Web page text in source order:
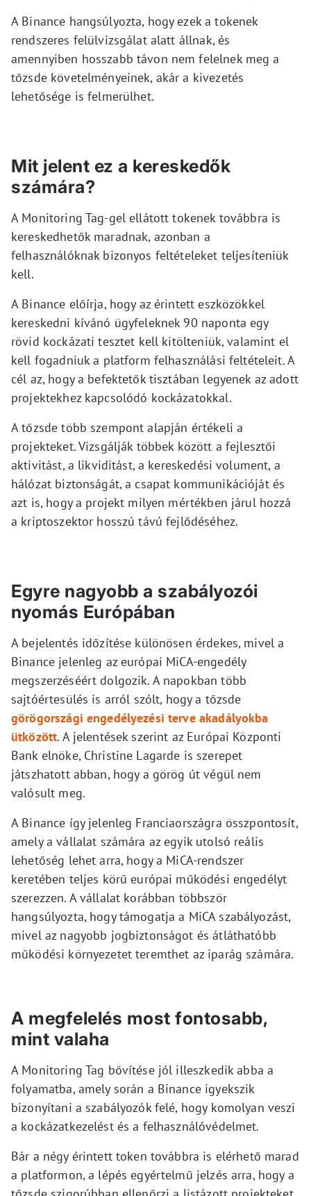
A Binance hangsúlyozta, hogy ezek a tokenek
rendszeres felülvizsgálat alatt állnak, és
amennyiben hosszabb távon nem felelnek meg a
tőzsde követelményeinek, akár a kivezetés
lehetősége is felmerülhet.
Mit jelent ez a kereskedők
számára?
A Monitoring Tag-gel ellátott tokenek továbbra is
kereskedhetők maradnak, azonban a
felhasználóknak bizonyos feltételeket teljesíteniük
kell.
A Binance előírja, hogy az érintett eszközökkel
kereskedni kívánó ügyfeleknek 90 naponta egy
rövid kockázati tesztet kell kitölteniük, valamint el
kell fogadniuk a platform felhasználási feltételeit. A
cél az, hogy a befektetők tisztában legyenek az adott
projektekhez kapcsolódó kockázatokkal.
A tőzsde több szempont alapján értékeli a
projekteket. Vizsgálják többek között a fejlesztői
aktivitást, a likviditást, a kereskedési volument, a
hálózat biztonságát, a csapat kommunikációját és
azt is, hogy a projekt milyen mértékben járul hozzá
a kriptoszektor hosszú távú fejlődéséhez.
Egyre nagyobb a szabályozói
nyomás Európában
A bejelentés időzítése különösen érdekes, mivel a
Binance jelenleg az európai MiCA-engedély
megszerzéséért dolgozik. A napokban több
sajtóértesülés is arról szólt, hogy a tőzsde
görögországi engedélyezési terve akadályokba
ütközött. A jelentések szerint az Európai Központi
Bank elnöke, Christine Lagarde is szerepet
játszhatott abban, hogy a görög út végül nem
valósult meg.
A Binance így jelenleg Franciaországra összpontosít,
amely a vállalat számára az egyik utolsó reális
lehetőség lehet arra, hogy a MiCA-rendszer
keretében teljes körű európai működési engedélyt
szerezzen. A vállalat korábban többször
hangsúlyozta, hogy támogatja a MiCA szabályozást,
mivel az nagyobb jogbiztonságot és átláthatóbb
működési környezetet teremthet az iparág számára.
A megfelelés most fontosabb,
mint valaha
A Monitoring Tag bővítése jól illeszkedik abba a
folyamatba, amely során a Binance igyekszik
bizonyítani a szabályozók felé, hogy komolyan veszi
a kockázatkezelést és a felhasználóvédelmet.
Bár a négy érintett token továbbra is elérhető marad
a platformon, a lépés egyértelmű jelzés arra, hogy a